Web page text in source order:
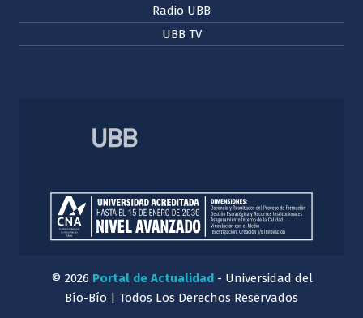
Radio UBB
UBB TV
© 2026 Portal de Actualidad- Universidad del
Bío-Bío | Todos Los Derechos Reservados